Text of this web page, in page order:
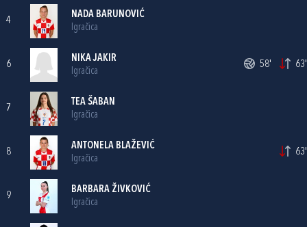
4
NADA BARUNOVIĆ
Igračica
6
NIKA JAKIR
Igračica
58' 63'
7
TEA ŠABAN
Igračica
8
ANTONELA BLAŽEVIĆ
Igračica
63'
9
BARBARA ŽIVKOVIĆ
Igračica